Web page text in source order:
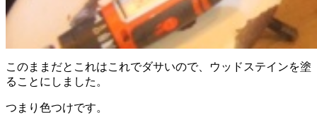
このままだとこれはこれでダサいので、ウッドステインを塗
ることにしました。
つまり色つけです。